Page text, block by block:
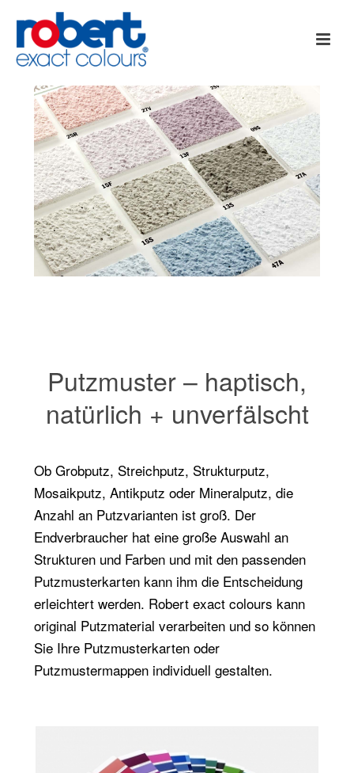
Putzmuster – haptisch,
natürlich + unverfälscht
Ob Grobputz, Streichputz, Strukturputz,
Mosaikputz, Antikputz oder Mineralputz, die
Anzahl an Putzvarianten ist groß. Der
Endverbraucher hat eine große Auswahl an
Strukturen und Farben und mit den passenden
Putzmusterkarten kann ihm die Entscheidung
erleichtert werden. Robert exact colours kann
original Putzmaterial verarbeiten und so können
Sie Ihre Putzmusterkarten oder
Putzmustermappen individuell gestalten.